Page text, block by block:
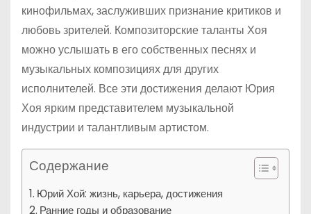
кинофильмах, заслуживших признание критиков и
любовь зрителей. Композиторские таланты Хоя
можно услышать в его собственных песнях и
музыкальных композициях для других
исполнителей. Все эти достижения делают Юрия
Хоя ярким представителем музыкальной
индустрии и талантливым артистом.
Содержание
Юрий Хой: жизнь, карьера, достижения
Ранние годы и образование